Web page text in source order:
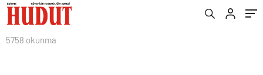
5758 okunma